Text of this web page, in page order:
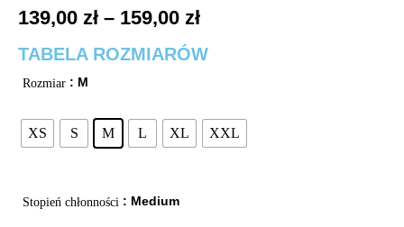
139,00 zł – 159,00 zł
TABELA ROZMIARÓW
Rozmiar : M
XS S M L XL XXL
Stopień chłonności : Medium